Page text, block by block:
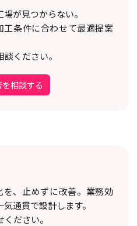
が見つからない。
条件に合わせて最適提案
ください。
相談する
、止めずに改善。 業務効
通貫で設計します。
ださい。